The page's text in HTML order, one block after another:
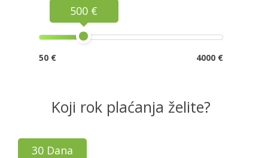
500 €
50 € 4000 €
Koji rok plaćanja želite?
30 Dana